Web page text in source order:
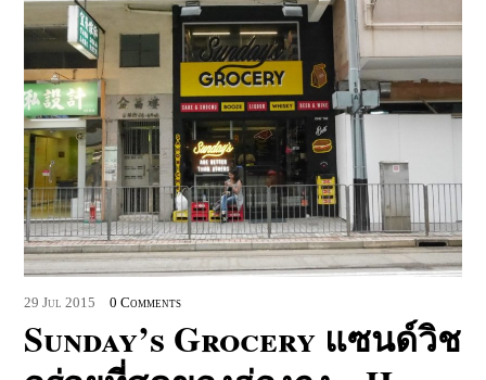
29 Jul 2015 0 Comments
Sunday’s Grocery แซนด์วิช